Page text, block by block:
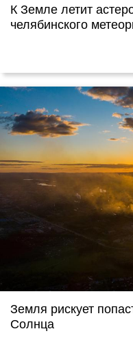
К Земле летит
челябинского
Земля рискует
Солнца